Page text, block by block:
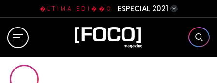
�LTIMA EDI��O ESPECIAL 2021
Home